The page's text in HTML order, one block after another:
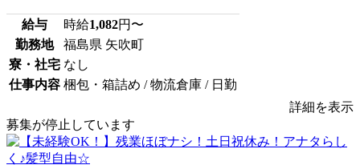
給与 時給1,082円〜
勤務地
福島県 矢吹町
寮・社宅 なし
仕事内容 梱包・箱詰め / 物流倉庫 / 日勤
詳細を表示
募集が停止しています